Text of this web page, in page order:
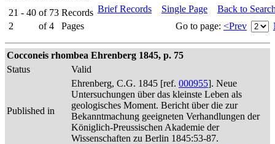
21 - 40 of 73 Records
2
of 4 Pages
Brief Records Single Page
Back to
Go to page: <Prev
Cocconeis rhombea Ehrenberg 1845, p. 75
Status
Valid
Published in
Ehrenberg, C.G. 1845 [ref. 000955]. Neue
Untersuchungen über das kleinste Leben als
geologisches Moment. Bericht über die zur
Bekanntmachung geeigneten Verhandlungen der
Königlich-Preussischen Akademie der
Wissenschaften zu Berlin 1845:53-87.